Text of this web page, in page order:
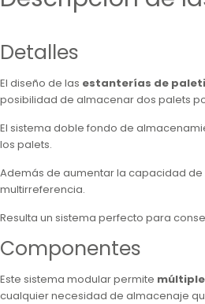
Detalles
El diseño de las estanterías de
posibilidad de almacenar dos palets
El sistema doble fondo de
los palets.
Además de aumentar la capacidad
multirreferencia.
Resulta un sistema perfecto para
Componentes
Este sistema modular permite
cualquier necesidad de almacenaje